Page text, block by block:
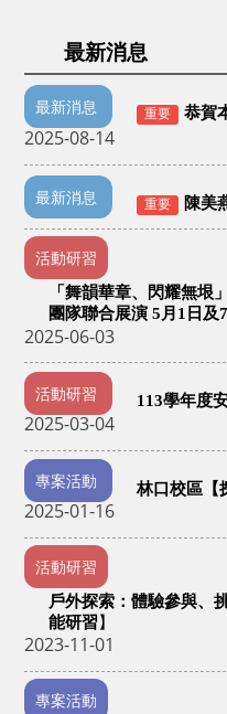
最新消息
最新消息 重要 恭賀
2025-08-14
最新消息 重要 陳美
活動研習
「舞韻華章、閃耀無垠
團隊聯合展演 5月1日及
2025-06-03
活動研習 113學年度
2025-03-04
專案活動 林口校區【
2025-01-16
活動研習
戶外探索：體驗參與、
能研習】
2023-11-01
專案活動